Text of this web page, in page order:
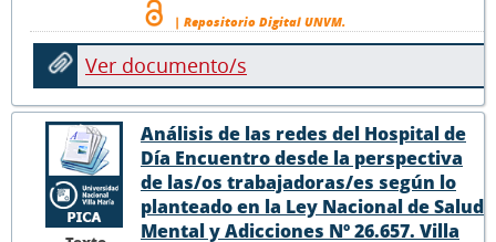
| Repositorio Digital UNVM.
Ver documento/s
Análisis de las redes del Hospital de
Día Encuentro desde la perspectiva
de las/os trabajadoras/es según lo
planteado en la Ley Nacional de Salud
Mental y Adicciones Nº 26.657. Villa